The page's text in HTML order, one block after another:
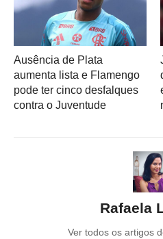
Ausência de Plata
aumenta lista e Flamengo
pode ter cinco desfalques
contra o Juventude
Rafaela
Ver todos os artigos